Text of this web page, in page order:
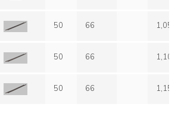
50 66 1,05
50 66 1,10
50 66 1,15